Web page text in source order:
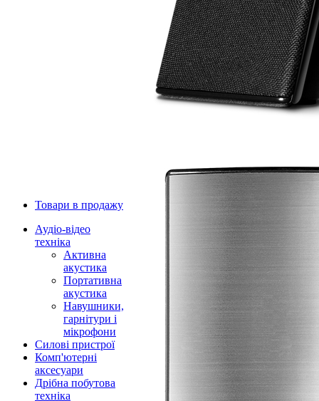
Товари в продажу
Аудіо-відео
техніка
Активна
акустика
Портативна
акустика
Навушники,
гарнітури і
мікрофони
Силові пристрої
Комп'ютерні
аксесуари
Дрібна побутова
техніка